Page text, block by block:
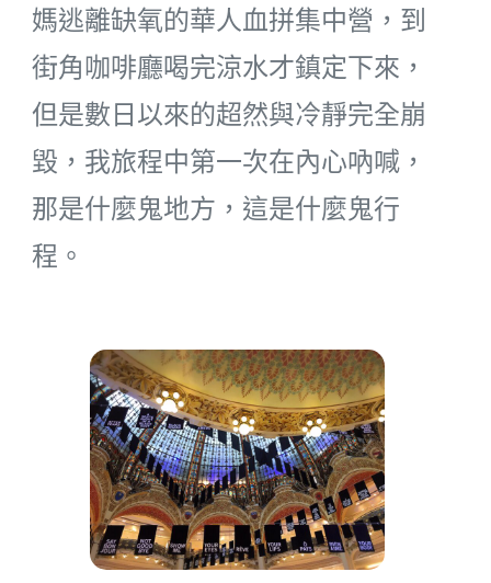
媽逃離缺氧的華人血拼集中營，到
街角咖啡廳喝完涼水才鎮定下來，
但是數日以來的超然與冷靜完全崩
毀，我旅程中第一次在內心吶喊，
那是什麼鬼地方，這是什麼鬼行
程。